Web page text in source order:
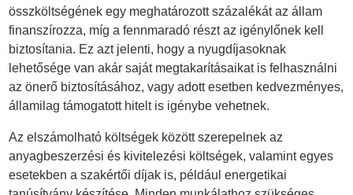
összköltségének egy meghatározott százalékát az állam
finanszírozza, míg a fennmaradó részt az igénylőnek kell
biztosítania. Ez azt jelenti, hogy a nyugdíjasoknak
lehetősége van akár saját megtakarításaikat is felhasználni
az önerő biztosításához, vagy adott esetben kedvezményes,
államilag támogatott hitelt is igénybe vehetnek.
Az elszámolható költségek között szerepelnek az
anyagbeszerzési és kivitelezési költségek, valamint egyes
esetekben a szakértői díjak is, például energetikai